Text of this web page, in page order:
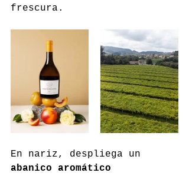
frescura.
En nariz, despliega un
abanico aromático